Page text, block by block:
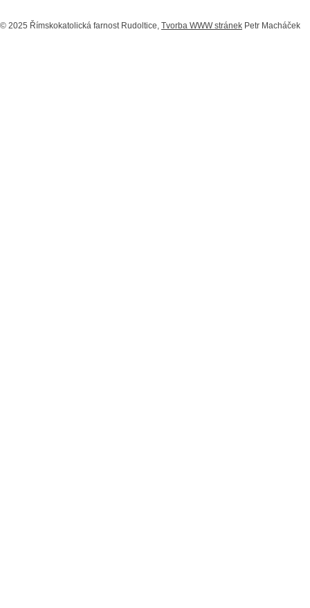
© 2025 Římskokatolická farnost Rudoltice, Tvorba WWW stránek Petr Macháček